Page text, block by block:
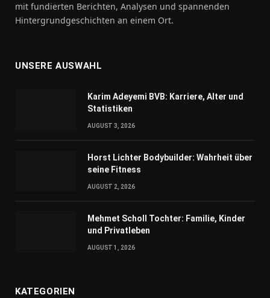
mit fundierten Berichten, Analysen und spannenden
Hintergrundgeschichten an einem Ort.
UNSERE AUSWAHL
Karim Adeyemi BVB: Karriere, Alter und
Statistiken
AUGUST 3, 2026
Horst Lichter Bodybuilder: Wahrheit über
seine Fitness
AUGUST 2, 2026
Mehmet Scholl Tochter: Familie, Kinder
und Privatleben
AUGUST 1, 2026
KATEGORIEN